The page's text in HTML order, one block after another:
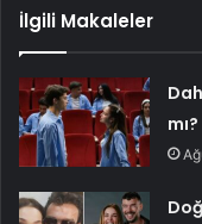
İlgili Makaleler
mı?